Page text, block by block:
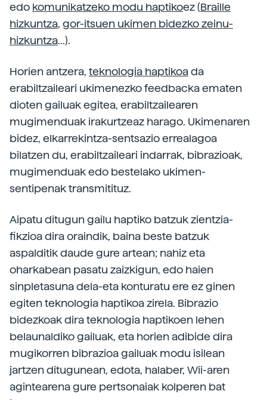
edo komunikatzeko modu haptikoez (Braille
hizkuntza, gor-itsuen ukimen bidezko zeinu-
hizkuntza...).
Horien antzera, teknologia haptikoada
erabiltzaileari ukimenezko feedbacka ematen
dioten gailuak egitea, erabiltzailearen
mugimenduak irakurtzeaz harago. Ukimenaren
bidez, elkarrekintza-sentsazio errealagoa
bilatzen du, erabiltzaileari indarrak, bibrazioak,
mugimenduak edo bestelako ukimen-
sentipenak transmitituz.
Aipatu ditugun gailu haptiko batzuk zientzia-
fikzioa dira oraindik, baina beste batzuk
aspalditik daude gure artean; nahiz eta
oharkabean pasatu zaizkigun, edo haien
sinpletasuna dela-eta konturatu ere ez ginen
egiten teknologia haptikoa zirela. Bibrazio
bidezkoak dira teknologia haptikoen lehen
belaunaldiko gailuak, eta horien adibide dira
mugikorren bibrazioa gailuak modu isilean
jartzen ditugunean, edota, halaber, Wii-aren
agintearena gure pertsonaiak kolperen bat